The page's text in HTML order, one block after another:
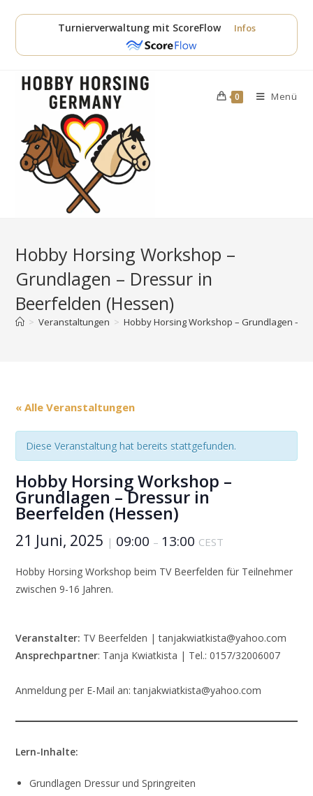
Inhalt
Turnierverwaltung mit ScoreFlow Infos
0 Menü
Hobby Horsing Workshop –
Grundlagen – Dressur in
Beerfelden (Hessen)
> Veranstaltungen > Hobby Horsing Workshop – Grundlagen –
« Alle Veranstaltungen
Diese Veranstaltung hat bereits stattgefunden.
Hobby Horsing Workshop –
Grundlagen – Dressur in
Beerfelden (Hessen)
21 Juni, 2025 | 09:00 – 13:00 CEST
Hobby Horsing Workshop beim TV Beerfelden für Teilnehmer
zwischen 9-16 Jahren.
Veranstalter: TV Beerfelden | tanjakwiatkista@yahoo.com
Ansprechpartner: Tanja Kwiatkista | Tel.: 0157/32006007
Anmeldung per E-Mail an: tanjakwiatkista@yahoo.com
Lern-Inhalte:
Grundlagen Dressur und Springreiten